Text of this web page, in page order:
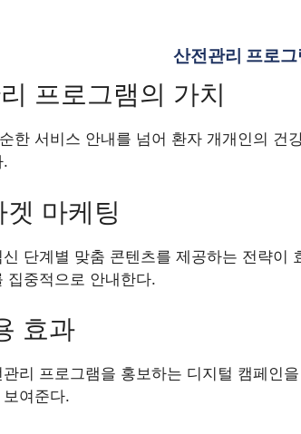
산전관리 프로
프로그램의 가치
한 서비스 안내를 넘어 환자 개개인의
.
마케팅
단계별 맞춤 콘텐츠를 제공하는 전략
집중적으로 안내한다.
효과
리 프로그램을 홍보하는 디지털 캠페인
여준다.